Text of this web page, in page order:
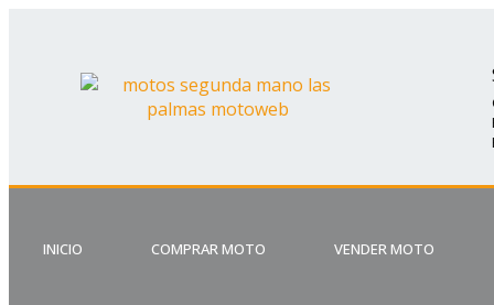
INICIO COMPRAR MOTO VENDER MOTO